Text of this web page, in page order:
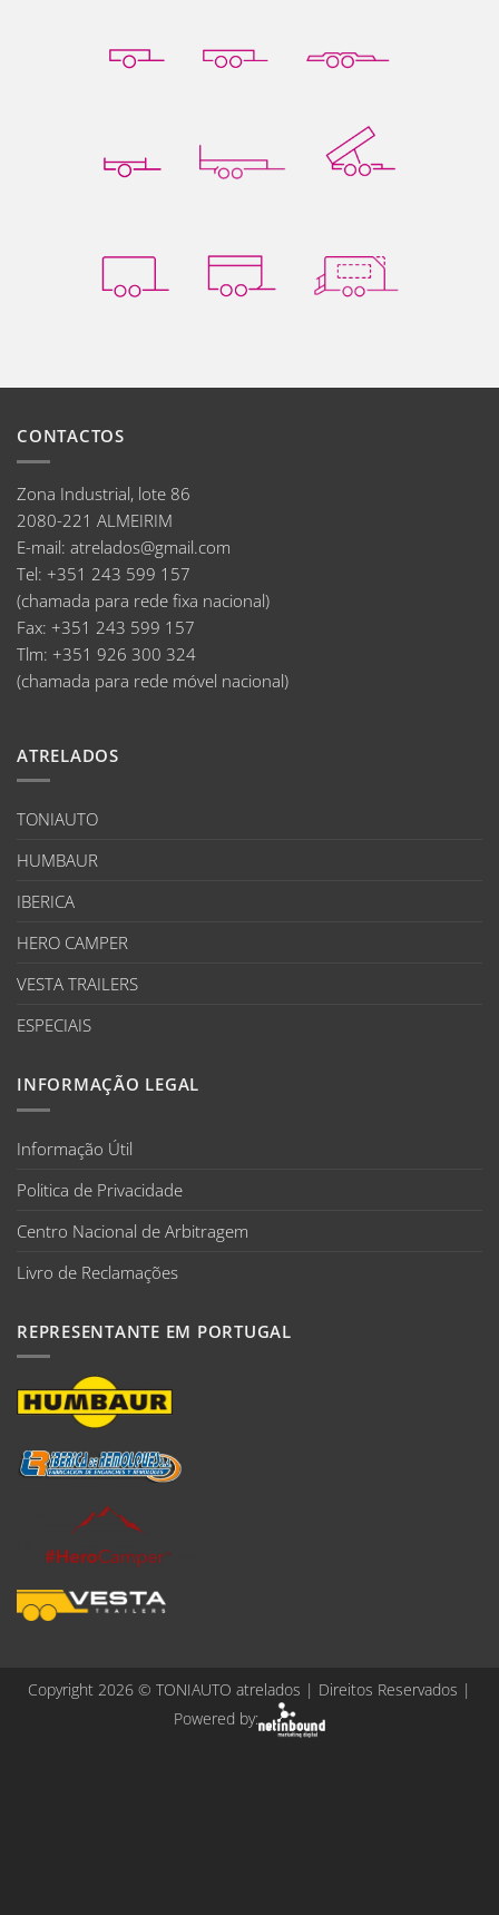
CONTACTOS
Zona Industrial, lote 86
2080-221 ALMEIRIM
E-mail: atrelados@gmail.com
Tel: +351 243 599 157
(chamada para rede fixa nacional)
Fax: +351 243 599 157
Tlm: +351 926 300 324
(chamada para rede móvel nacional)
ATRELADOS
TONIAUTO
HUMBAUR
IBERICA
HERO CAMPER
VESTA TRAILERS
ESPECIAIS
INFORMAÇÃO LEGAL
Informação Útil
Politica de Privacidade
Centro Nacional de Arbitragem
Livro de Reclamações
REPRESENTANTE EM PORTUGAL
Copyright 2026 © TONIAUTO atrelados | Direitos Reservados |
Powered by: